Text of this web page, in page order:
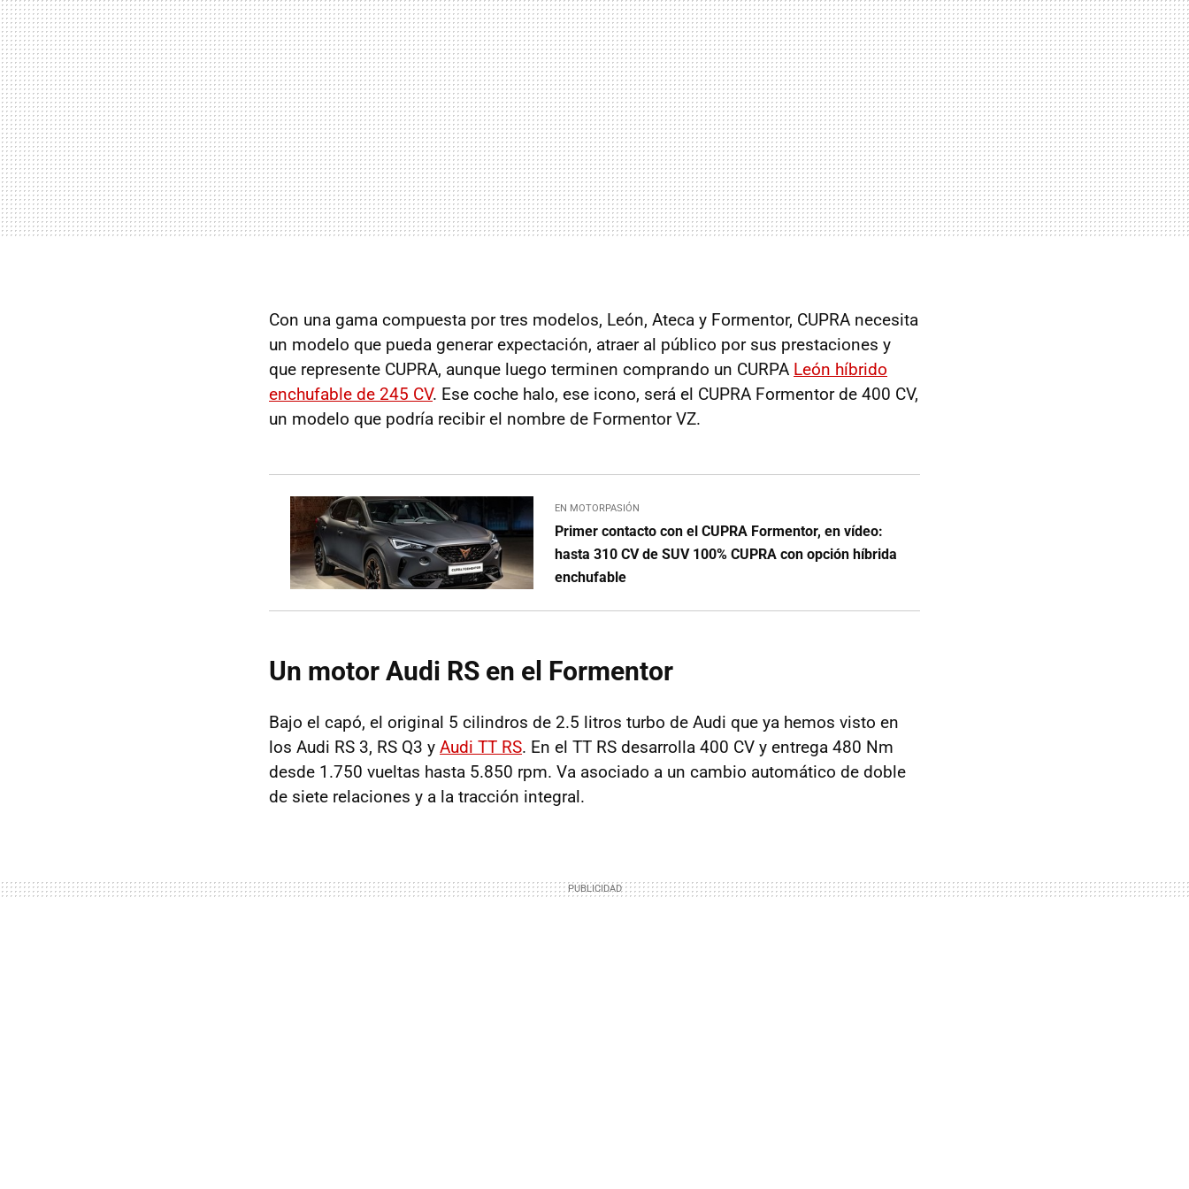
Con una gama compuesta por tres modelos, León, Ateca y Formentor, CUPRA necesita
un modelo que pueda generar expectación, atraer al público por sus prestaciones y
que represente CUPRA, aunque luego terminen comprando un CURPA León híbrido
enchufable de 245 CV. Ese coche halo, ese icono, será el CUPRA Formentor de 400 CV,
un modelo que podría recibir el nombre de Formentor VZ.
EN MOTORPASIÓN
Primer contacto con el CUPRA Formentor, en vídeo:
hasta 310 CV de SUV 100% CUPRA con opción híbrida
enchufable
Un motor Audi RS en el Formentor
Bajo el capó, el original 5 cilindros de 2.5 litros turbo de Audi que ya hemos visto en
los Audi RS 3, RS Q3 y Audi TT RS. En el TT RS desarrolla 400 CV y entrega 480 Nm
desde 1.750 vueltas hasta 5.850 rpm. Va asociado a un cambio automático de doble
de siete relaciones y a la tracción integral.